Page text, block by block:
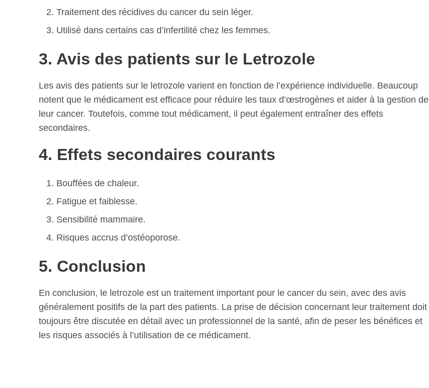
Traitement des récidives du cancer du sein léger.
Utilisé dans certains cas d’infertilité chez les femmes.
3. Avis des patients sur le Letrozole
Les avis des patients sur le letrozole varient en fonction de l’expérience individuelle. Beaucoup
notent que le médicament est efficace pour réduire les taux d’œstrogènes et aider à la gestion de
leur cancer. Toutefois, comme tout médicament, il peut également entraîner des effets
secondaires.
4. Effets secondaires courants
Bouffées de chaleur.
Fatigue et faiblesse.
Sensibilité mammaire.
Risques accrus d’ostéoporose.
5. Conclusion
En conclusion, le letrozole est un traitement important pour le cancer du sein, avec des avis
généralement positifs de la part des patients. La prise de décision concernant leur traitement doit
toujours être discutée en détail avec un professionnel de la santé, afin de peser les bénéfices et
les risques associés à l’utilisation de ce médicament.